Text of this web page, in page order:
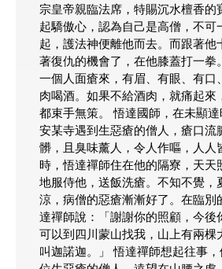
宗皇帝親臨法席，特賜沉水檀香的
起驕傲心，認為自己是高僧，不可
起，護法神便離他而去。而跟著他
著復仇的機會了，在他膝蓋打一拳
一個人面瘡來，有眉、有眼、有口
肉喝酒。如果不給酒肉，就痛起來
都束手無策。 悟達國師，在未顯
安某寺遇到生惡瘡的僧人，瘡口流
髒，且臭味薰人，令人作嘔，人人
時，悟達禪師住在他的隔寮，天天
地服侍他，送飯洗瘡。不知不覺，
涼，病僧的惡瘡漸漸好了。在臨別
達禪師說：「謝謝你的照顧，今後
可以到四川蒙山找我，山上有兩棵
叫迦諾迦。」 悟達禪師想起往事